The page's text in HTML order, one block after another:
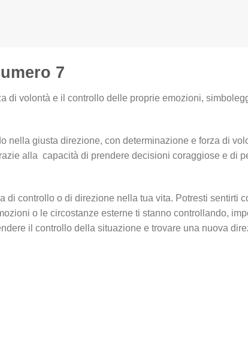
7
di volontà e il controllo delle proprie emozioni,
nella giusta direzione, con determinazione e forza di
alla capacità di prendere decisioni coraggiose e di
controllo o di direzione nella tua vita. Potresti sentirti
o le circostanze esterne ti stanno controllando,
il controllo della situazione e trovare una nuova